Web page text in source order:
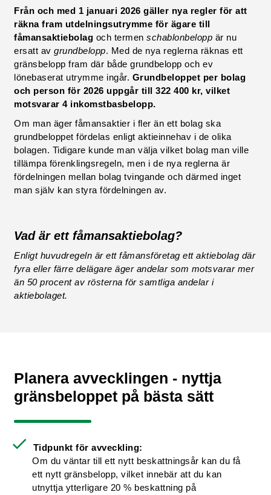
Från och med 1 januari 2026 gäller nya regler för att
räkna fram utdelningsutrymme för ägare till
fåmansaktiebolag och termenschablonbelopp är nu
ersatt avgrundbelopp. Med de nya reglerna räknas ett
gränsbelopp fram där både grundbelopp och ev
lönebaserat utrymme ingår. Grundbeloppet per bolag
och person för 2026 uppgår till 322 400 kr, vilket
motsvarar 4 inkomstbasbelopp.
Om man äger fåmansaktier i fler än ett bolag ska
grundbeloppet fördelas enligt aktieinnehav i de olika
bolagen. Tidigare kunde man välja vilket bolag man ville
tillämpa förenklingsregeln, men i de nya reglerna är
fördelningen mellan bolag tvingande och därmed inget
man själv kan styra fördelningen av.
Vad är ett fåmansaktiebolag?
Enligt huvudregeln är ett fåmansföretag ett aktiebolag där
fyra eller färre delägare äger andelar som motsvarar mer
än 50 procent av rösterna för samtliga andelar i
aktiebolaget.
Planera avvecklingen - nyttja
gränsbeloppet på bästa sätt
Tidpunkt för avveckling:
Om du väntar till ett nytt beskattningsår kan du få
ett nytt gränsbelopp, vilket innebär att du kan
utnyttja ytterligare 20 % beskattning på